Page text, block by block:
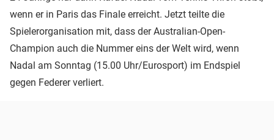
wenn er in Paris das Finale erreicht. Jetzt teilte die
Spielerorganisation mit, dass der Australian-Open-
Champion auch die Nummer eins der Welt wird, wenn
Nadal am Sonntag (15.00 Uhr/Eurosport) im Endspiel
gegen Federer verliert.